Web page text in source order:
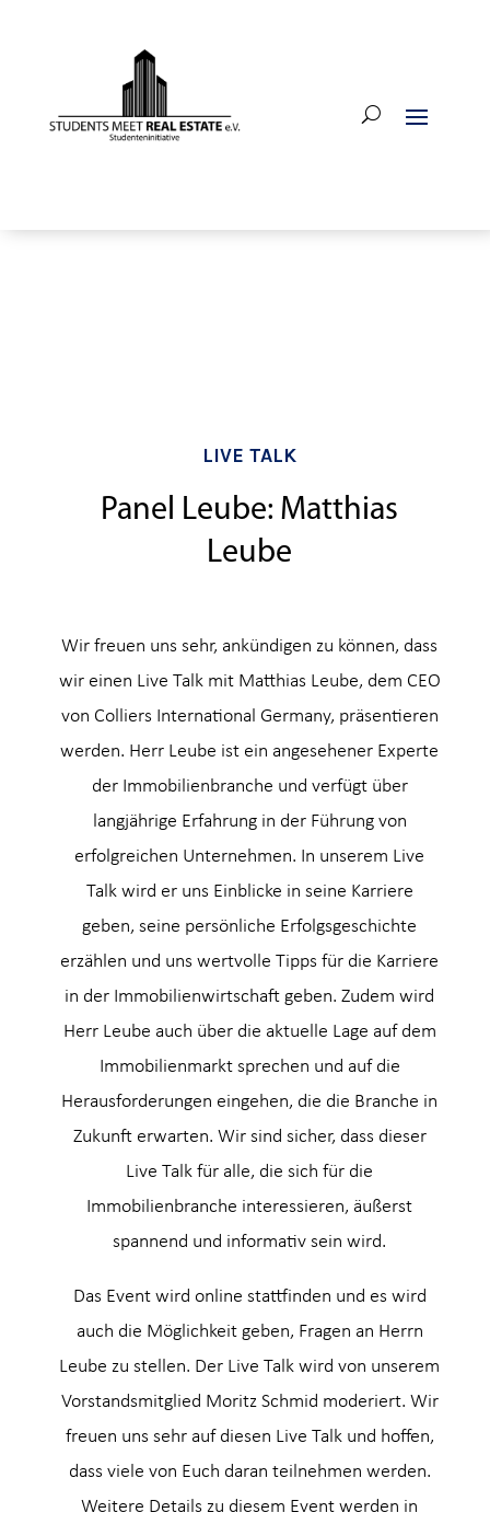
LIVE TALK
Panel Leube: Matthias
Leube
Wir freuen uns sehr, ankündigen zu können, dass
wir einen Live Talk mit Matthias Leube, dem CEO
von Colliers International Germany, präsentieren
werden. Herr Leube ist ein angesehener Experte
der Immobilienbranche und verfügt über
langjährige Erfahrung in der Führung von
erfolgreichen Unternehmen. In unserem Live
Talk wird er uns Einblicke in seine Karriere
geben, seine persönliche Erfolgsgeschichte
erzählen und uns wertvolle Tipps für die Karriere
in der Immobilienwirtschaft geben. Zudem wird
Herr Leube auch über die aktuelle Lage auf dem
Immobilienmarkt sprechen und auf die
Herausforderungen eingehen, die die Branche in
Zukunft erwarten. Wir sind sicher, dass dieser
Live Talk für alle, die sich für die
Immobilienbranche interessieren, äußerst
spannend und informativ sein wird.
Das Event wird online stattfinden und es wird
auch die Möglichkeit geben, Fragen an Herrn
Leube zu stellen. Der Live Talk wird von unserem
Vorstandsmitglied Moritz Schmid moderiert. Wir
freuen uns sehr auf diesen Live Talk und hoffen,
dass viele von Euch daran teilnehmen werden.
Weitere Details zu diesem Event werden in